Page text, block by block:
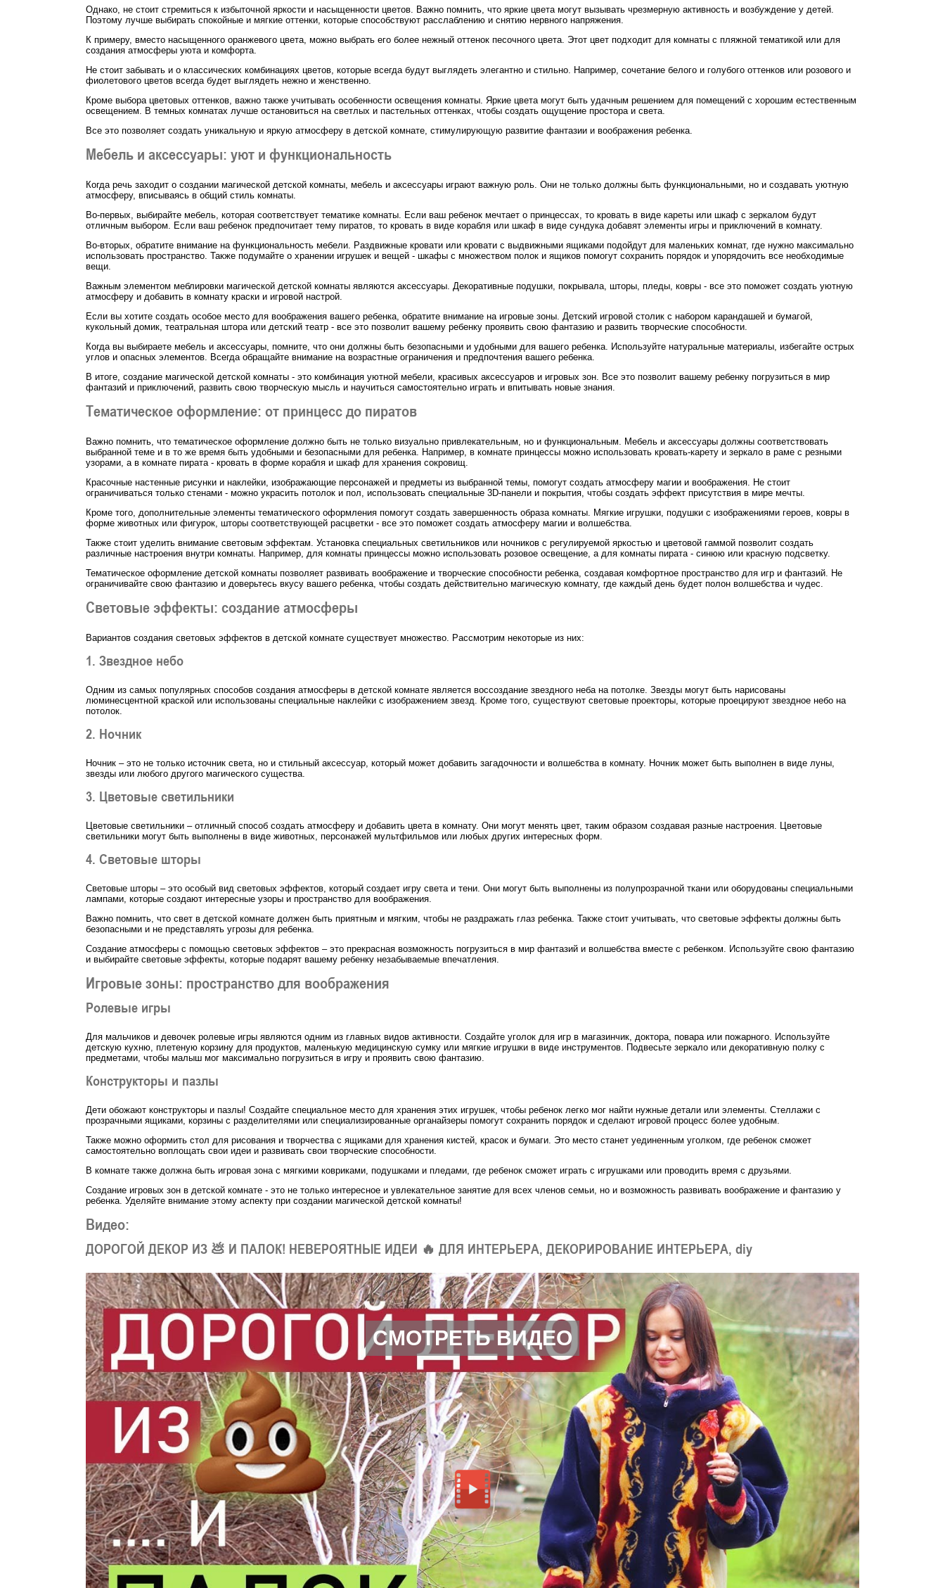
Однако, не стоит стремиться к избыточной яркости и насыщенности цветов. Важно помнить, что яркие цвета могут вызывать чрезмерную активность и возбуждение у детей.
Поэтому лучше выбирать спокойные и мягкие оттенки, которые способствуют расслаблению и снятию нервного напряжения.
К примеру, вместо насыщенного оранжевого цвета, можно выбрать его более нежный оттенок песочного цвета. Этот цвет подходит для комнаты с пляжной тематикой или для
создания атмосферы уюта и комфорта.
Не стоит забывать и о классических комбинациях цветов, которые всегда будут выглядеть элегантно и стильно. Например, сочетание белого и голубого оттенков или розового и
фиолетового цветов всегда будет выглядеть нежно и женственно.
Кроме выбора цветовых оттенков, важно также учитывать особенности освещения комнаты. Яркие цвета могут быть удачным решением для помещений с хорошим естественным
освещением. В темных комнатах лучше остановиться на светлых и пастельных оттенках, чтобы создать ощущение простора и света.
Все это позволяет создать уникальную и яркую атмосферу в детской комнате, стимулирующую развитие фантазии и воображения ребенка.
Мебель и аксессуары: уют и функциональность
Когда речь заходит о создании магической детской комнаты, мебель и аксессуары играют важную роль. Они не только должны быть функциональными, но и создавать уютную
атмосферу, вписываясь в общий стиль комнаты.
Во-первых, выбирайте мебель, которая соответствует тематике комнаты. Если ваш ребенок мечтает о принцессах, то кровать в виде кареты или шкаф с зеркалом будут
отличным выбором. Если ваш ребенок предпочитает тему пиратов, то кровать в виде корабля или шкаф в виде сундука добавят элементы игры и приключений в комнату.
Во-вторых, обратите внимание на функциональность мебели. Раздвижные кровати или кровати с выдвижными ящиками подойдут для маленьких комнат, где нужно максимально
использовать пространство. Также подумайте о хранении игрушек и вещей - шкафы с множеством полок и ящиков помогут сохранить порядок и упорядочить все необходимые
вещи.
Важным элементом меблировки магической детской комнаты являются аксессуары. Декоративные подушки, покрывала, шторы, пледы, ковры - все это поможет создать уютную
атмосферу и добавить в комнату краски и игровой настрой.
Если вы хотите создать особое место для воображения вашего ребенка, обратите внимание на игровые зоны. Детский игровой столик с набором карандашей и бумагой,
кукольный домик, театральная штора или детский театр - все это позволит вашему ребенку проявить свою фантазию и развить творческие способности.
Когда вы выбираете мебель и аксессуары, помните, что они должны быть безопасными и удобными для вашего ребенка. Используйте натуральные материалы, избегайте острых
углов и опасных элементов. Всегда обращайте внимание на возрастные ограничения и предпочтения вашего ребенка.
В итоге, создание магической детской комнаты - это комбинация уютной мебели, красивых аксессуаров и игровых зон. Все это позволит вашему ребенку погрузиться в мир
фантазий и приключений, развить свою творческую мысль и научиться самостоятельно играть и впитывать новые знания.
Тематическое оформление: от принцесс до пиратов
Важно помнить, что тематическое оформление должно быть не только визуально привлекательным, но и функциональным. Мебель и аксессуары должны соответствовать
выбранной теме и в то же время быть удобными и безопасными для ребенка. Например, в комнате принцессы можно использовать кровать-карету и зеркало в раме с резными
узорами, а в комнате пирата - кровать в форме корабля и шкаф для хранения сокровищ.
Красочные настенные рисунки и наклейки, изображающие персонажей и предметы из выбранной темы, помогут создать атмосферу магии и воображения. Не стоит
ограничиваться только стенами - можно украсить потолок и пол, использовать специальные 3D-панели и покрытия, чтобы создать эффект присутствия в мире мечты.
Кроме того, дополнительные элементы тематического оформления помогут создать завершенность образа комнаты. Мягкие игрушки, подушки с изображениями героев, ковры в
форме животных или фигурок, шторы соответствующей расцветки - все это поможет создать атмосферу магии и волшебства.
Также стоит уделить внимание световым эффектам. Установка специальных светильников или ночников с регулируемой яркостью и цветовой гаммой позволит создать
различные настроения внутри комнаты. Например, для комнаты принцессы можно использовать розовое освещение, а для комнаты пирата - синюю или красную подсветку.
Тематическое оформление детской комнаты позволяет развивать воображение и творческие способности ребенка, создавая комфортное пространство для игр и фантазий. Не
ограничивайте свою фантазию и доверьтесь вкусу вашего ребенка, чтобы создать действительно магическую комнату, где каждый день будет полон волшебства и чудес.
Световые эффекты: создание атмосферы
Вариантов создания световых эффектов в детской комнате существует множество. Рассмотрим некоторые из них:
1. Звездное небо
Одним из самых популярных способов создания атмосферы в детской комнате является воссоздание звездного неба на потолке. Звезды могут быть нарисованы
люминесцентной краской или использованы специальные наклейки с изображением звезд. Кроме того, существуют световые проекторы, которые проецируют звездное небо на
потолок.
2. Ночник
Ночник – это не только источник света, но и стильный аксессуар, который может добавить загадочности и волшебства в комнату. Ночник может быть выполнен в виде луны,
звезды или любого другого магического существа.
3. Цветовые светильники
Цветовые светильники – отличный способ создать атмосферу и добавить цвета в комнату. Они могут менять цвет, таким образом создавая разные настроения. Цветовые
светильники могут быть выполнены в виде животных, персонажей мультфильмов или любых других интересных форм.
4. Световые шторы
Световые шторы – это особый вид световых эффектов, который создает игру света и тени. Они могут быть выполнены из полупрозрачной ткани или оборудованы специальными
лампами, которые создают интересные узоры и пространство для воображения.
Важно помнить, что свет в детской комнате должен быть приятным и мягким, чтобы не раздражать глаз ребенка. Также стоит учитывать, что световые эффекты должны быть
безопасными и не представлять угрозы для ребенка.
Создание атмосферы с помощью световых эффектов – это прекрасная возможность погрузиться в мир фантазий и волшебства вместе с ребенком. Используйте свою фантазию
и выбирайте световые эффекты, которые подарят вашему ребенку незабываемые впечатления.
Игровые зоны: пространство для воображения
Ролевые игры
Для мальчиков и девочек ролевые игры являются одним из главных видов активности. Создайте уголок для игр в магазинчик, доктора, повара или пожарного. Используйте
детскую кухню, плетеную корзину для продуктов, маленькую медицинскую сумку или мягкие игрушки в виде инструментов. Подвесьте зеркало или декоративную полку с
предметами, чтобы малыш мог максимально погрузиться в игру и проявить свою фантазию.
Конструкторы и пазлы
Дети обожают конструкторы и пазлы! Создайте специальное место для хранения этих игрушек, чтобы ребенок легко мог найти нужные детали или элементы. Стеллажи с
прозрачными ящиками, корзины с разделителями или специализированные органайзеры помогут сохранить порядок и сделают игровой процесс более удобным.
Также можно оформить стол для рисования и творчества с ящиками для хранения кистей, красок и бумаги. Это место станет уединенным уголком, где ребенок сможет
самостоятельно воплощать свои идеи и развивать свои творческие способности.
В комнате также должна быть игровая зона с мягкими ковриками, подушками и пледами, где ребенок сможет играть с игрушками или проводить время с друзьями.
Создание игровых зон в детской комнате - это не только интересное и увлекательное занятие для всех членов семьи, но и возможность развивать воображение и фантазию у
ребенка. Уделяйте внимание этому аспекту при создании магической детской комнаты!
Видео:
ДОРОГОЙ ДЕКОР ИЗ 💩 И ПАЛОК! НЕВЕРОЯТНЫЕ ИДЕИ 🔥 ДЛЯ ИНТЕРЬЕРА, ДЕКОРИРОВАНИЕ ИНТЕРЬЕРА, diy
СМОТРЕТЬ ВИДЕО